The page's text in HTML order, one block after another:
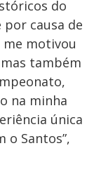
do
causa de
me motivou
também
na minha
única
o Santos”,